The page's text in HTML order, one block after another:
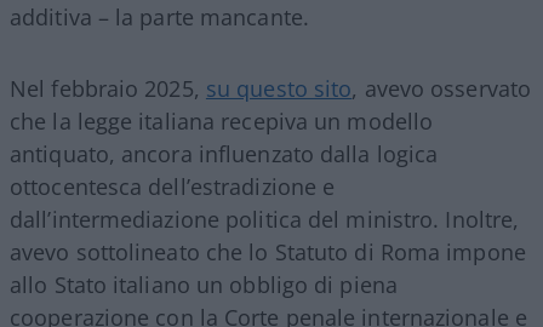
additiva – la parte mancante.
Nel febbraio 2025, su questo sito, avevo osservato
che la legge italiana recepiva un modello
antiquato, ancora influenzato dalla logica
ottocentesca dell’estradizione e
dall’intermediazione politica del ministro. Inoltre,
avevo sottolineato che lo Statuto di Roma impone
allo Stato italiano un obbligo di piena
cooperazione con la Corte penale internazionale e